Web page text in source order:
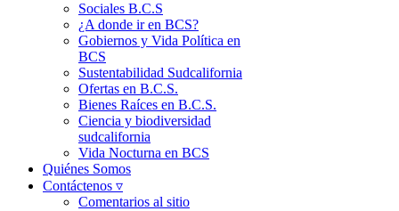
Sociales B.C.S
¿A donde ir en BCS?
Gobiernos y Vida Política en
BCS
Sustentabilidad Sudcalifornia
Ofertas en B.C.S.
Bienes Raíces en B.C.S.
Ciencia y biodiversidad
sudcalifornia
Vida Nocturna en BCS
Quiénes Somos
Contáctenos ▿
Comentarios al sitio